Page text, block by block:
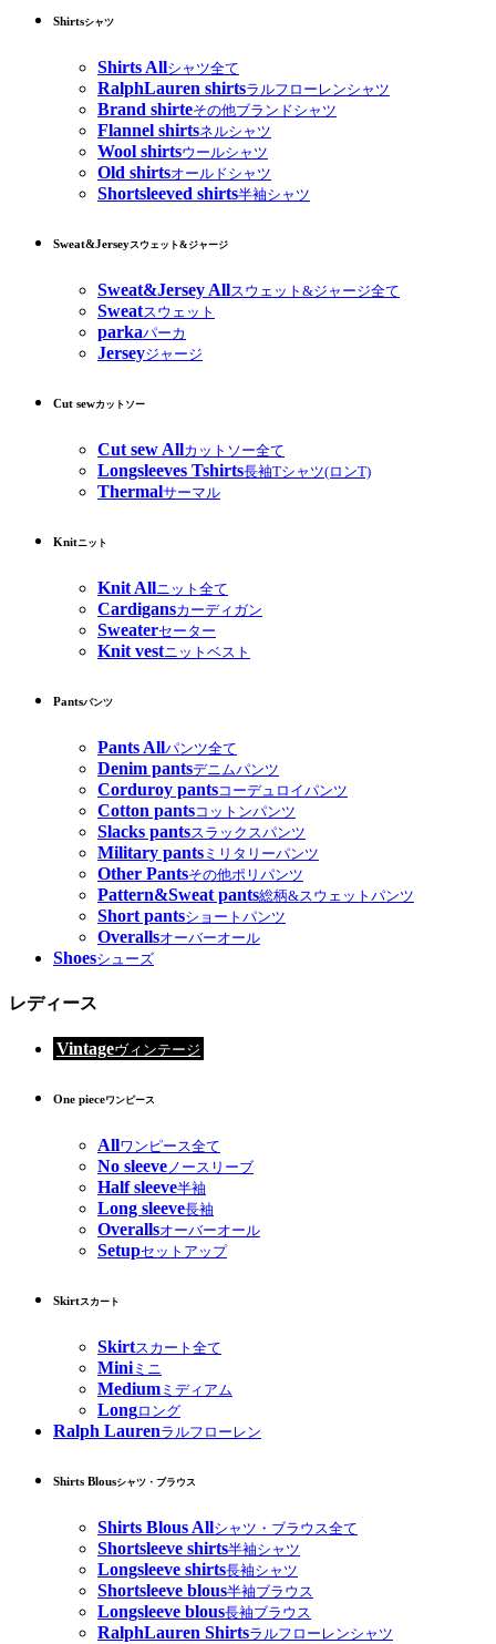
Shirtsシャツ
Shirts Allシャツ全て
RalphLauren shirtsラルフローレンシャツ
Brand shirteその他ブランドシャツ
Flannel shirtsネルシャツ
Wool shirtsウールシャツ
Old shirtsオールドシャツ
Shortsleeved shirts半袖シャツ
Sweat&Jerseyスウェット&ジャージ
Sweat&Jersey Allスウェット&ジャージ全て
Sweatスウェット
parkaパーカ
Jerseyジャージ
Cut sewカットソー
Cut sew Allカットソー全て
Longsleeves Tshirts長袖Tシャツ(ロンT)
Thermalサーマル
Knitニット
Knit Allニット全て
Cardigansカーディガン
Sweaterセーター
Knit vestニットベスト
Pantsパンツ
Pants Allパンツ全て
Denim pantsデニムパンツ
Corduroy pantsコーデュロイパンツ
Cotton pantsコットンパンツ
Slacks pantsスラックスパンツ
Military pants ミリタリーパンツ
Other Pantsその他ポリパンツ
Pattern&Sweat pants総柄&スウェットパンツ
Short pantsショートパンツ
Overallsオーバーオール
Shoesシューズ
レディース
Vintageヴィンテージ
One pieceワンピース
Allワンピース全て
No sleeveノースリーブ
Half sleeve半袖
Long sleeve長袖
Overallsオーバーオール
Setupセットアップ
Skirtスカート
Skirtスカート全て
Miniミニ
Medium ミディアム
Longロング
Ralph Laurenラルフローレン
Shirts Blousシャツ・ブラウス
Shirts Blous Allシャツ・ブラウス全て
Shortsleeve shirts半袖シャツ
Longsleeve shirts長袖シャツ
Shortsleeve blous半袖ブラウス
Longsleeve blous長袖ブラウス
RalphLauren Shirtsラルフローレンシャツ